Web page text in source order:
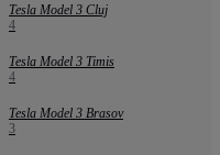
Tesla Model 3 Cluj
4
Tesla Model 3 Timis
4
Tesla Model 3 Brasov
3